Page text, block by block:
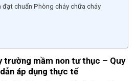
chuẩn Phòng cháy chữa cháy
trường mầm non tư thục – Quy
áp dụng thực tế